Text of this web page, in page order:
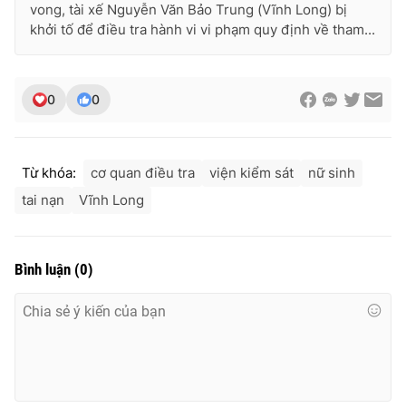
vong, tài xế Nguyễn Văn Bảo Trung (Vĩnh Long) bị
khởi tố để điều tra hành vi vi phạm quy định về tham...
0 0
Từ khóa: cơ quan điều tra viện kiểm sát
nữ sinh
tai nạn
Vĩnh Long
Bình luận (0)